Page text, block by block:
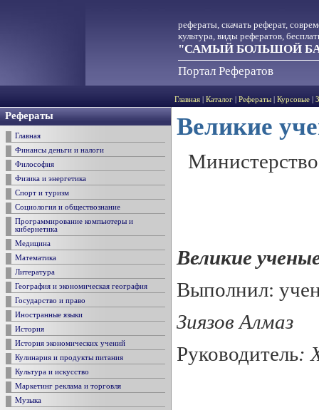
рефераты, скачать реферат,
культура, виды рефератов,
"САМЫЙ БОЛЬШОЙ
Портал Рефератов
Главная Каталог Рефераты Курсовые
Рефераты
Главная
Финансы деньги и налоги
Философия
Физика и энергетика
Спорт и туризм
Социология и обществознание
Программирование компьютеры и
кибернетика
Медицина
Математика
Литература
География и экономическая география
Государство и право
Иностранные языки
История
История экономических учений
Кулинария и продукты питания
Культура и искусство
Маркетинг реклама и торговля
Музыка
Великие
Великие
Выполнил:
Зиязов Алмаз
Руководитель: